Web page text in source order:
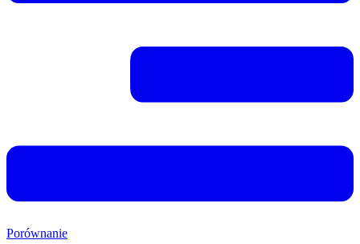
Porównanie